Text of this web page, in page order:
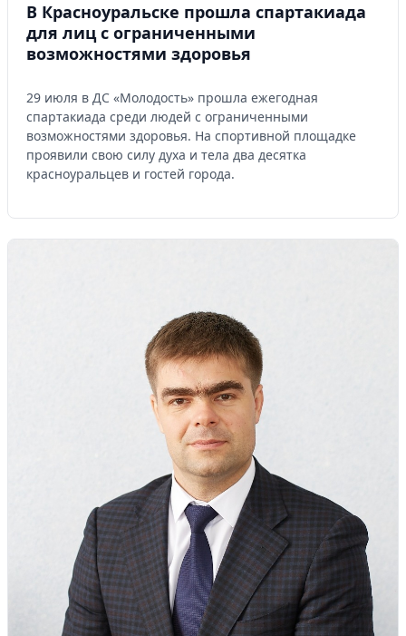
В Красноуральске прошла спартакиада
для лиц с ограниченными
возможностями здоровья
29 июля в ДС «Молодость» прошла ежегодная
спартакиада среди людей с ограниченными
возможностями здоровья. На спортивной площадке
проявили свою силу духа и тела два десятка
красноуральцев и гостей города.